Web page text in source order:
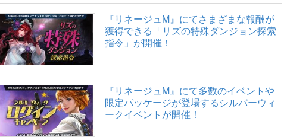
『リネージュM』にてさまざまな報酬が
獲得できる「リズの特殊ダンジョン探索
指令」が開催！
『リネージュM』にて多数のイベントや
限定パッケージが登場するシルバーウィ
ークイベントが開催！